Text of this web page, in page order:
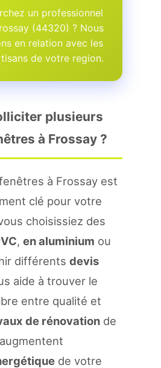
un professionnel
(44320) ? Nous
en relation avec les
de votre region.
plusieurs
à Frossay ?
à Frossay est
clé pour votre
choisissiez des
, en aluminium ou
différents devis
aide à trouver le
entre qualité et
de rénovation de
de votre